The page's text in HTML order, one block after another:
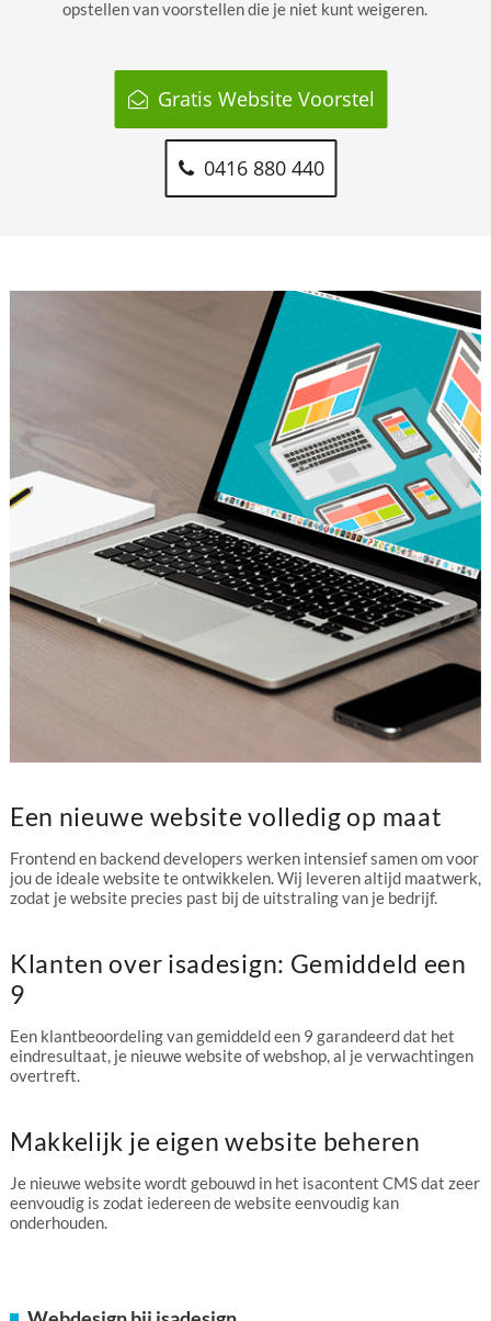
opstellen van voorstellen die je niet kunt weigeren.
Gratis Website Voorstel
0416 880 440
Een nieuwe website volledig op maat
Frontend en backend developers werken intensief samen om voor
jou de ideale website te ontwikkelen. Wij leveren altijd maatwerk,
zodat je website precies past bij de uitstraling van je bedrijf.
Klanten over isadesign: Gemiddeld een
9
Een klantbeoordeling van gemiddeld een 9 garandeerd dat het
eindresultaat, je nieuwe website of webshop, al je verwachtingen
overtreft.
Makkelijk je eigen website beheren
Je nieuwe website wordt gebouwd in het isacontent CMS dat zeer
eenvoudig is zodat iedereen de website eenvoudig kan
onderhouden.